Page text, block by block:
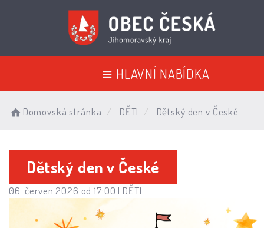
HLAVNÍ NABÍDKA
Domovská stránka DĚTI Dětský den v České
Dětský den v České
06. červen 2026 od 17:00 | DĚTI